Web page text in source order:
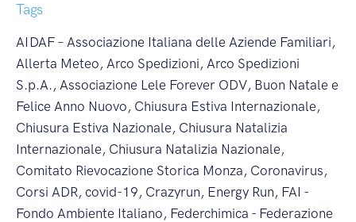
Tags
AIDAF – Associazione Italiana delle Aziende Familiari,
Allerta Meteo, Arco Spedizioni, Arco Spedizioni
S.p.A., Associazione Lele Forever ODV, Buon Natale e
Felice Anno Nuovo, Chiusura Estiva Internazionale,
Chiusura Estiva Nazionale, Chiusura Natalizia
Internazionale, Chiusura Natalizia Nazionale,
Comitato Rievocazione Storica Monza, Coronavirus,
Corsi ADR, covid-19, Crazyrun, Energy Run, FAI -
Fondo Ambiente Italiano, Federchimica - Federazione